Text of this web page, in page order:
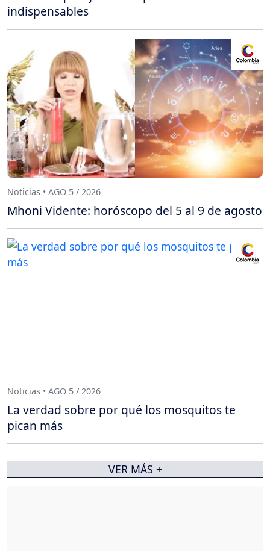
indispensables
Noticias • AGO 5 / 2026
Mhoni Vidente: horóscopo del 5 al 9 de agosto
Noticias • AGO 5 / 2026
La verdad sobre por qué los mosquitos te
pican más
VER MÁS +